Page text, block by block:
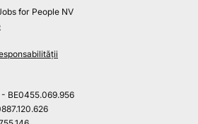
for People NV
BE0455.069.956